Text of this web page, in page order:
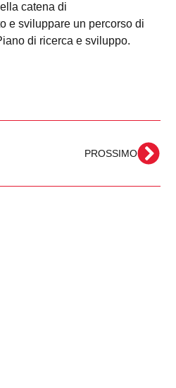
catena di
e sviluppare un percorso di
di ricerca e sviluppo.
PROSSIMO